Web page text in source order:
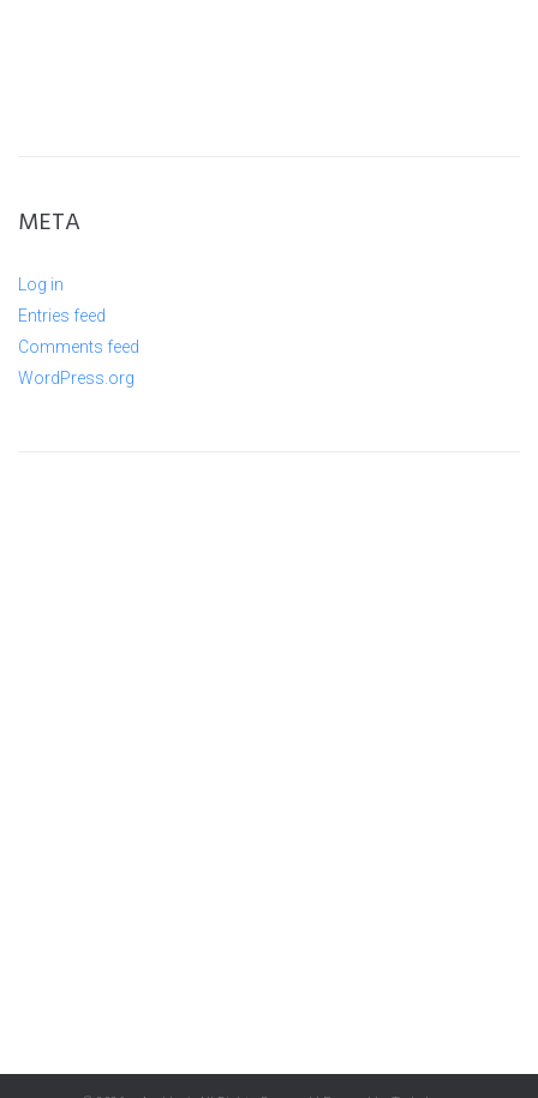
META
Log in
Entries feed
Comments feed
WordPress.org